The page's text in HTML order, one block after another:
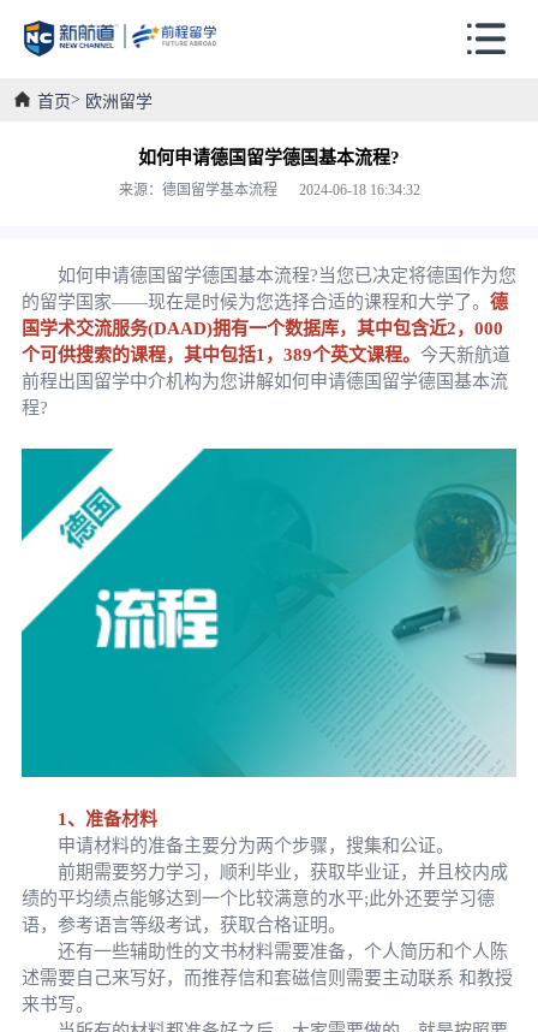
首页 欧洲留学
如何申请德国留学德国基本流程?
来源：德国留学基本流程 2024-06-18 16:34:32
如何申请德国留学德国基本流程?当您已决定将德国作为您
的留学国家——现在是时候为您选择合适的课程和大学了。 德
国学术交流服务(DAAD)拥有一个数据库，其中包含近2，000
个可供搜索的课程，其中包括1，389个英文课程。 今天新航道
前程出国留学中介机构为您讲解如何申请德国留学德国基本流
程?
1、准备材料
申请材料的准备主要分为两个步骤，搜集和公证。
前期需要努力学习，顺利毕业，获取毕业证，并且校内成
绩的平均绩点能够达到一个比较满意的水平;此外还要学习德
语，参考语言等级考试，获取合格证明。
还有一些辅助性的文书材料需要准备，个人简历和个人陈
述需要自己来写好，而推荐信和套磁信则需要主动联系 和教授
来书写。